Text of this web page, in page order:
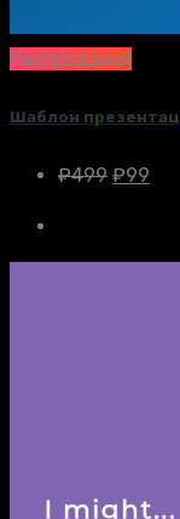
Распродажа!
Шаблон
₽499 ₽99